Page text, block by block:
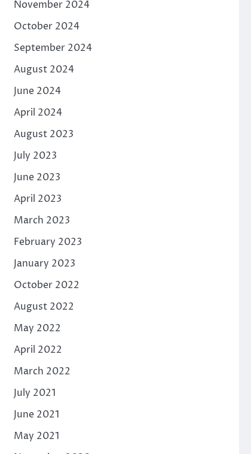
November 2024
October 2024
September 2024
August 2024
June 2024
April 2024
August 2023
July 2023
June 2023
April 2023
March 2023
February 2023
January 2023
October 2022
August 2022
May 2022
April 2022
March 2022
July 2021
June 2021
May 2021